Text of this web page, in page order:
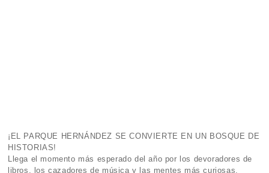
¡EL PARQUE HERNÁNDEZ SE CONVIERTE EN UN BOSQUE DE
HISTORIAS!
Llega el momento más esperado del año por los devoradores de
libros, los cazadores de música y las mentes más curiosas.